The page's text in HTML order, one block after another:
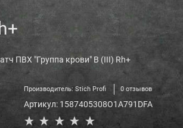
ПВХ "Группа крови" B (III) Rh+
Производитель: Stich Profi 0 отзывов
Артикул: 1587405308O1A791DFA